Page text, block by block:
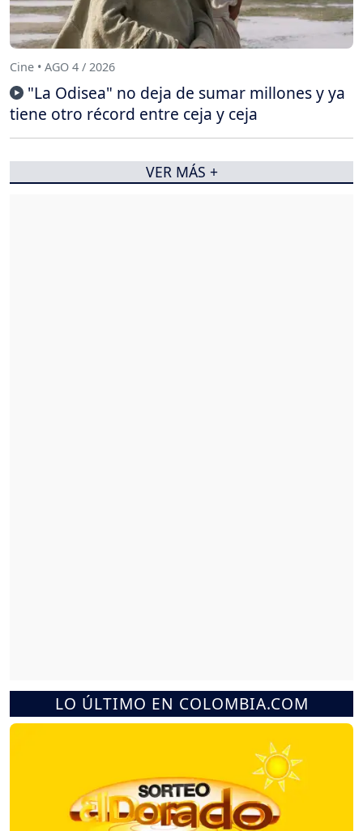
LO ÚLTIMO EN COLOMBIA.COM
Cine • AGO 4 / 2026
"La Odisea" no deja de sumar millones y ya
tiene otro récord entre ceja y ceja
VER MÁS +